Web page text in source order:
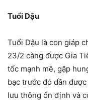
Tuổi Dậu
Tuổi Dậu là con giáp
23/2 càng được Gia
tốc mạnh mẽ, gặp
bạc trước đó dần
lưu thông ổn định và